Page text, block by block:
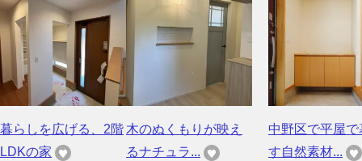
暮らしを広げる、2階
LDKの家
木のぬくもりが映え
るナチュラ...
中野区で平屋で
す自然素材...